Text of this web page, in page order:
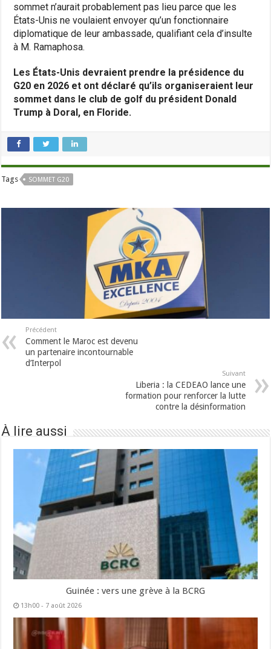
sommet n’aurait probablement pas lieu parce que les
États-Unis ne voulaient envoyer qu’un fonctionnaire
diplomatique de leur ambassade, qualifiant cela d’insulte
à M. Ramaphosa.
Les États-Unis devraient prendre la présidence du
G20 en 2026 et ont déclaré qu’ils organiseraient leur
sommet dans le club de golf du président Donald
Trump à Doral, en Floride.
Tags SOMMET G20
Précédent
Comment le Maroc est devenu
un partenaire incontournable
d’Interpol
Suivant
Liberia : la CEDEAO lance une
formation pour renforcer la lutte
contre la désinformation
À lire aussi
Guinée : vers une grève à la BCRG
13h00 - 7 août 2026